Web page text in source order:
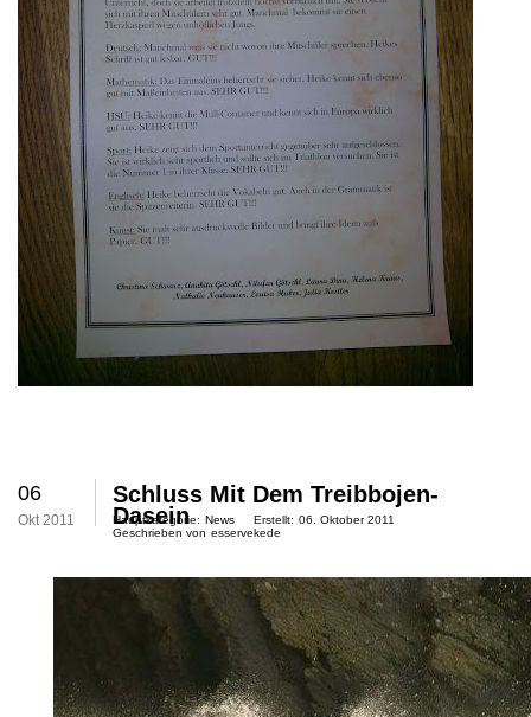
06
Okt 2011
Schluss Mit Dem Treibbojen-
Dasein
Hauptkategorie: News Erstellt: 06. Oktober 2011
Geschrieben von esservekede